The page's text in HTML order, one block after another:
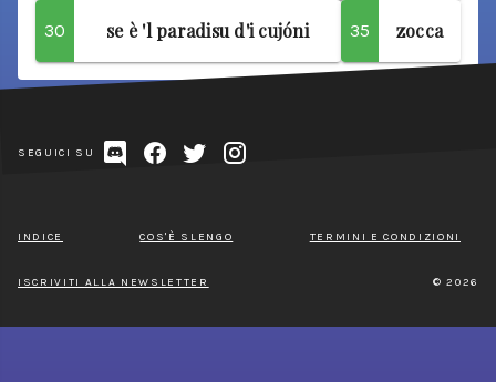
30 se è 'l paradisu d'i cujóni 35 zocca
SEGUICI SU
INDICE COS'È SLENGO TERMINI E CONDIZIONI
ISCRIVITI ALLA NEWSLETTER © 2026